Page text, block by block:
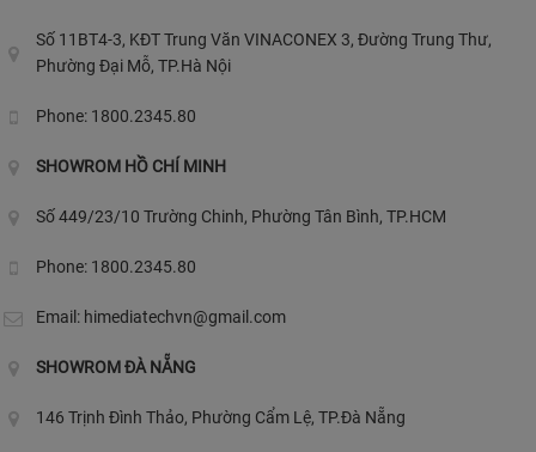
Số 11BT4-3, KĐT Trung Văn VINACONEX 3, Đường Trung Thư,
Phường Đại Mỗ, TP.Hà Nội
Phone: 1800.2345.80
SHOWROM HỒ CHÍ MINH
Số 449/23/10 Trường Chinh, Phường Tân Bình, TP.HCM
Phone: 1800.2345.80
Email: himediatechvn@gmail.com
SHOWROM ĐÀ NẴNG
146 Trịnh Đình Thảo, Phường Cẩm Lệ, TP.Đà Nẵng